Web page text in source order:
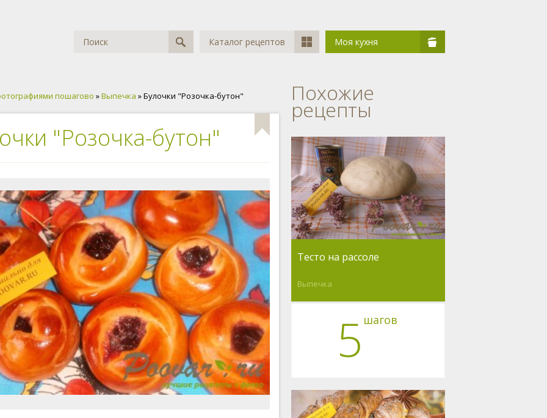
Каталог рецептов Моя кухня
пошагово »Выпечка » Булочки "Розочка-бутон"
"Розочка-бутон"
Похожие
рецепты
Тесто на рассоле
Выпечка
5 шагов